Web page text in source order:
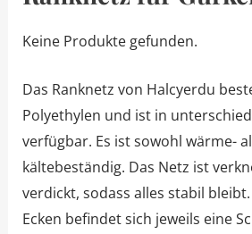
Keine Produkte gefunden.
Das Ranknetz von Halcyerdu
Polyethylen und ist in
verfügbar. Es ist sowohl wärme-
kältebeständig. Das Netz ist
verdickt, sodass alles stabil
Ecken befindet sich jeweils eine